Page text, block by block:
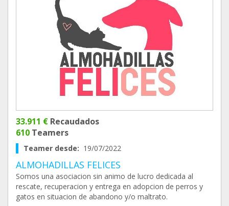
33.911 € Recaudados
610 Teamers
Teamer desde: 19/07/2022
ALMOHADILLAS FELICES
Somos una asociacion sin animo de lucro dedicada al
rescate, recuperacion y entrega en adopcion de perros y
gatos en situacion de abandono y/o maltrato.